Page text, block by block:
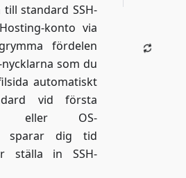
standard SSH-
konto via
fördelen
som du
automatiskt
vid första
eller OS-
sparar dig tid
ställa in SSH-